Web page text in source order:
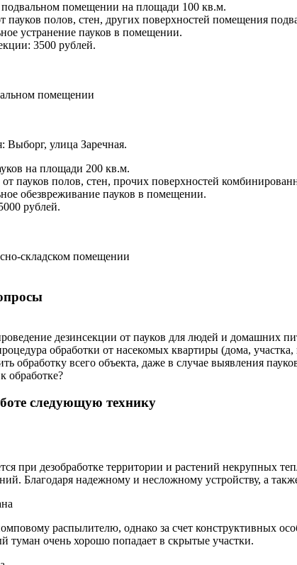
подвальном помещении на площади 100 кв.м.
пауков полов, стен, других поверхностей помещения
устранение пауков в помещении.
3500 рублей.
помещении
улица Заречная.
на площади 200 кв.м.
от пауков полов, стен, прочих поверхностей
обезвреживание пауков в помещении.
рублей.
складском помещении
дезинсекции от пауков для людей и домашних
обработки от насекомых квартиры (дома,
обработку всего объекта, даже в случае выявления
обработке?
следующую технику
при дезобработке территории и растений некрупных
Благодаря надежному и несложному устройству, а
распылителю, однако за счет конструктивных
туман очень хорошо попадает в скрытые участки.